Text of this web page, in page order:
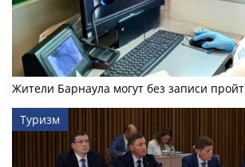
Жители Барнаула могут без записи
Туризм